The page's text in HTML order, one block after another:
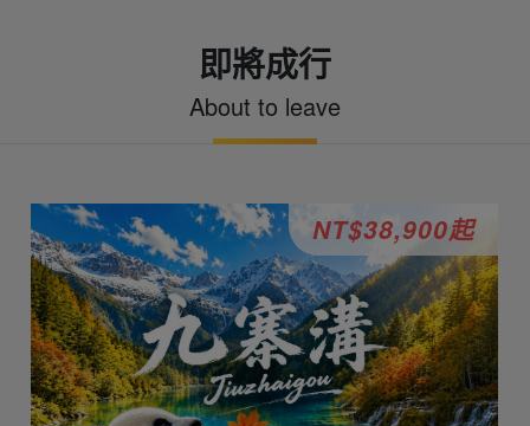
即將成行
About to leave
NT$38,900起